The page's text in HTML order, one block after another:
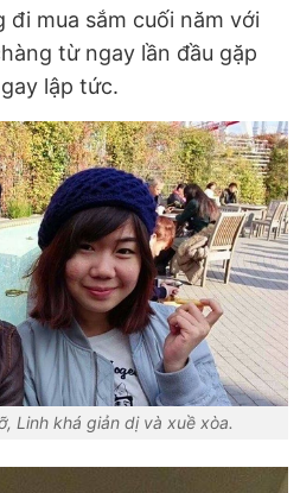
đi mua sắm cuối năm với
từ ngay lần đầu gặp
lập tức.
Linh khá giản dị và xuề xòa.